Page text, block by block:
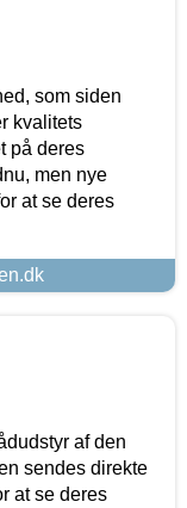
som siden
kvalitets
på deres
men nye
at se deres
af den
sendes direkte
at se deres